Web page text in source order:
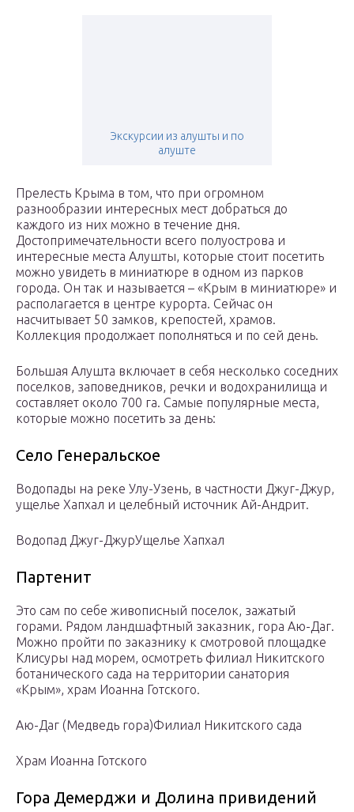
Экскурсии из алушты и по
алуште
Прелесть Крыма в том, что при огромном
разнообразии интересных мест добраться до
каждого из них можно в течение дня.
Достопримечательности всего полуострова и
интересные места Алушты, которые стоит посетить
можно увидеть в миниатюре в одном из парков
города. Он так и называется – «Крым в миниатюре» и
располагается в центре курорта. Сейчас он
насчитывает 50 замков, крепостей, храмов.
Коллекция продолжает пополняться и по сей день.
Большая Алушта включает в себя несколько соседних
поселков, заповедников, речки и водохранилища и
составляет около 700 га. Самые популярные места,
которые можно посетить за день:
Село Генеральское
Водопады на реке Улу-Узень, в частности Джуг-Джур,
ущелье Хапхал и целебный источник Ай-Андрит.
Водопад Джуг-ДжурУщелье Хапхал
Партенит
Это сам по себе живописный поселок, зажатый
горами. Рядом ландшафтный заказник, гора Аю-Даг.
Можно пройти по заказнику к смотровой площадке
Клисуры над морем, осмотреть филиал Никитского
ботанического сада на территории санатория
«Крым», храм Иоанна Готского.
Аю-Даг (Медведь гора)Филиал Никитского сада
Храм Иоанна Готского
Гора Демерджи и Долина привидений